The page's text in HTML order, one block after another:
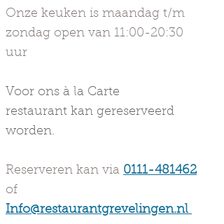
Onze keuken is maandag t/m
zondag open van 11:00-20:30
uur
Voor ons à la Carte
restaurant kan gereserveerd
worden.
Reserveren kan via 0111-481462
of
Info@restaurantgrevelingen.nl